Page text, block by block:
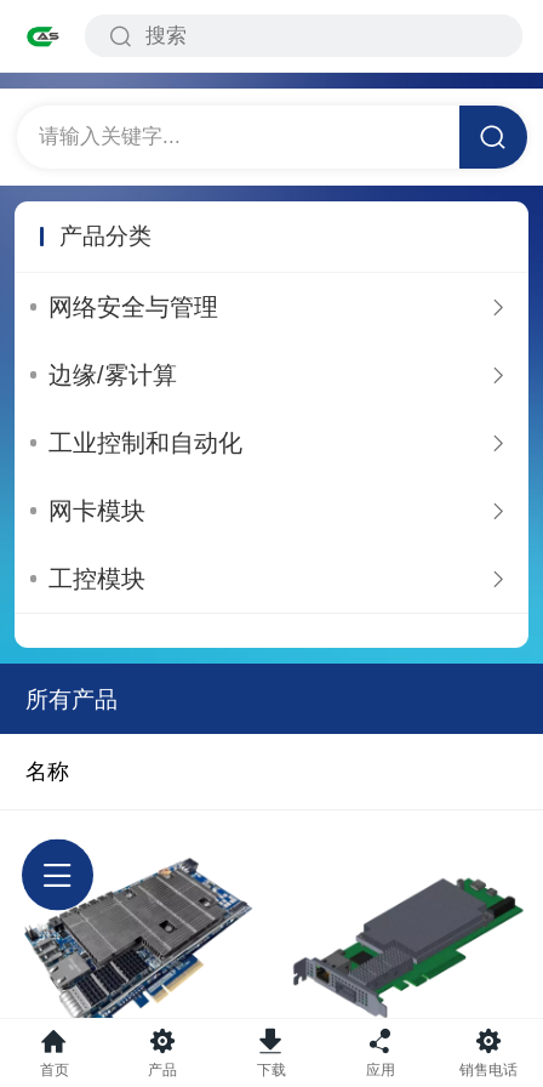
请输入关键字...
产品分类
网络安全与管理
边缘/雾计算
工业控制和自动化
网卡模块
工控模块
所有产品
名称
首页 产品 下载 应用 销售电话